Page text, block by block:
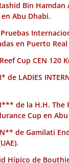
Bin
Abu Dhabi.
en Puerto Real
Cup CEN 120
de LADIES
de la H.H.
Cup en Abu
de Gamilati
Hípico de